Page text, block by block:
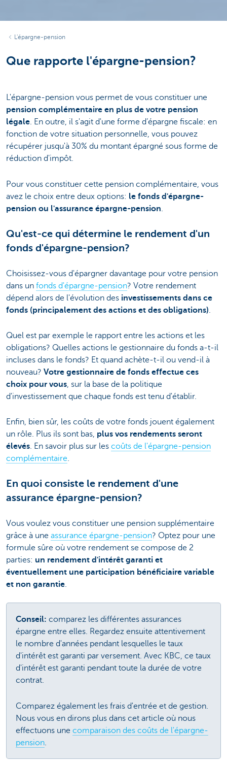
L'épargne-pension
Que rapporte l'épargne-pension?
L'épargne-pension vous permet de vous constituer une
pension complémentaire en plus de votre pension
légale. En outre, il s'agit d'une forme d’épargne fiscale: en
fonction de votre situation personnelle, vous pouvez
récupérer jusqu'à 30% du montant épargné sous forme de
réduction d'impôt.
Pour vous constituer cette pension complémentaire, vous
avez le choix entre deux options: le fonds d'épargne-
pension ou l'assurance épargne-pension
Qu'est-ce qui détermine le rendement d'un
fonds d'épargne-pension?
Choisissez-vous d'épargner davantage pour votre pension
dans un fonds d'épargne-pension? Votre rendement
dépend alors de l'évolution des investissements dans ce
fonds (principalement des actions et des obligations)
Quel est par exemple le rapport entre les actions et les
obligations? Quelles actions le gestionnaire du fonds a-t-il
incluses dans le fonds? Et quand achète-t-il ou vend-il à
nouveau? Votre gestionnaire de fonds effectue ces
choix pour vous, sur la base de la politique
d'investissement que chaque fonds est tenu d'établir.
Enfin, bien sûr, les coûts de votre fonds jouent également
un rôle. Plus ils sont bas, plus vos rendements seront
élevés. En savoir plus sur les coûts de l'épargne-pension
complémentaire.
En quoi consiste le rendement d'une
assurance épargne-pension?
Vous voulez vous constituer une pension supplémentaire
grâce à une assurance épargne-pension? Optez pour une
formule sûre où votre rendement se compose de 2
parties: un rendement d'intérêt garanti et
éventuellement une participation bénéficiaire variable
et non garantie.
Conseil: comparez les différentes assurances
épargne entre elles. Regardez ensuite attentivement
le nombre d'années pendant lesquelles le taux
d'intérêt est garanti par versement. Avec KBC, ce taux
d'intérêt est garanti pendant toute la durée de votre
contrat.
Comparez également les frais d'entrée et de gestion.
Nous vous en dirons plus dans cet article où nous
effectuons une comparaison des coûts de l'épargne-
pension